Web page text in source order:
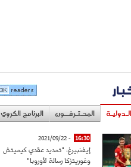
المحـتـرفــون البرنامج الكروي
16:30
- 2021/09/22
إيفنبيرغ: "تمديد عقدي كيميتش
وغوريتزكا رسالة لأوروبا"